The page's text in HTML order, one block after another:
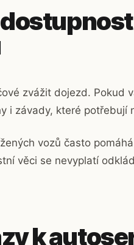
zvážit dojezd. Pokud
i závady, které potřebují
vozů často
věci se nevyplatí
k